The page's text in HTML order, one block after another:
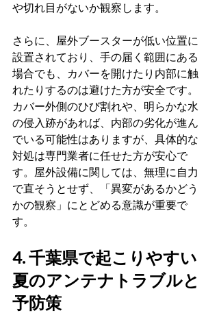
や切れ目がないか観察します。
さらに、屋外ブースターが低い位置に
設置されており、手の届く範囲にある
場合でも、カバーを開けたり内部に触
れたりするのは避けた方が安全です。
カバー外側のひび割れや、明らかな水
の侵入跡があれば、内部の劣化が進ん
でいる可能性はありますが、具体的な
対処は専門業者に任せた方が安心で
す。屋外設備に関しては、無理に自力
で直そうとせず、「異変があるかどう
かの観察」にとどめる意識が重要で
す。
4. 千葉県で起こりやすい
夏のアンテナトラブルと
予防策